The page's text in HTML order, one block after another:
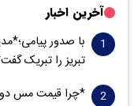
آخرین اخبار
با صدور
تبریز را تبریک
*چرا قیمت مس دوباره وارد